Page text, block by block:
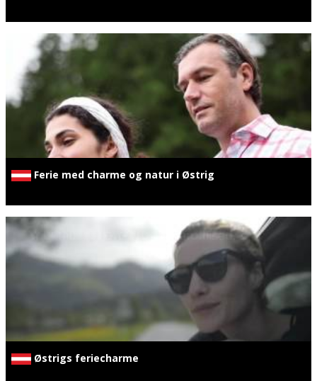
Ferie med charme og natur i Østrig
Østrigs feriecharme